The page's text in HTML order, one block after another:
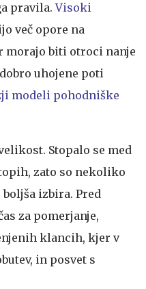
pravila.Visoki
več opore na
morajo biti otroci nanje
uhojene poti
modeli pohodniške
Stopalo se med
zato so nekoliko
izbira. Pred
za pomerjanje,
klancih, kjer v
in posvet s